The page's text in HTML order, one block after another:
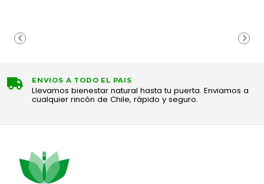
ENVIOS A TODO EL PAIS
Llevamos bienestar natural hasta tu puerta. Enviamos a
cualquier rincón de Chile, rápido y seguro.